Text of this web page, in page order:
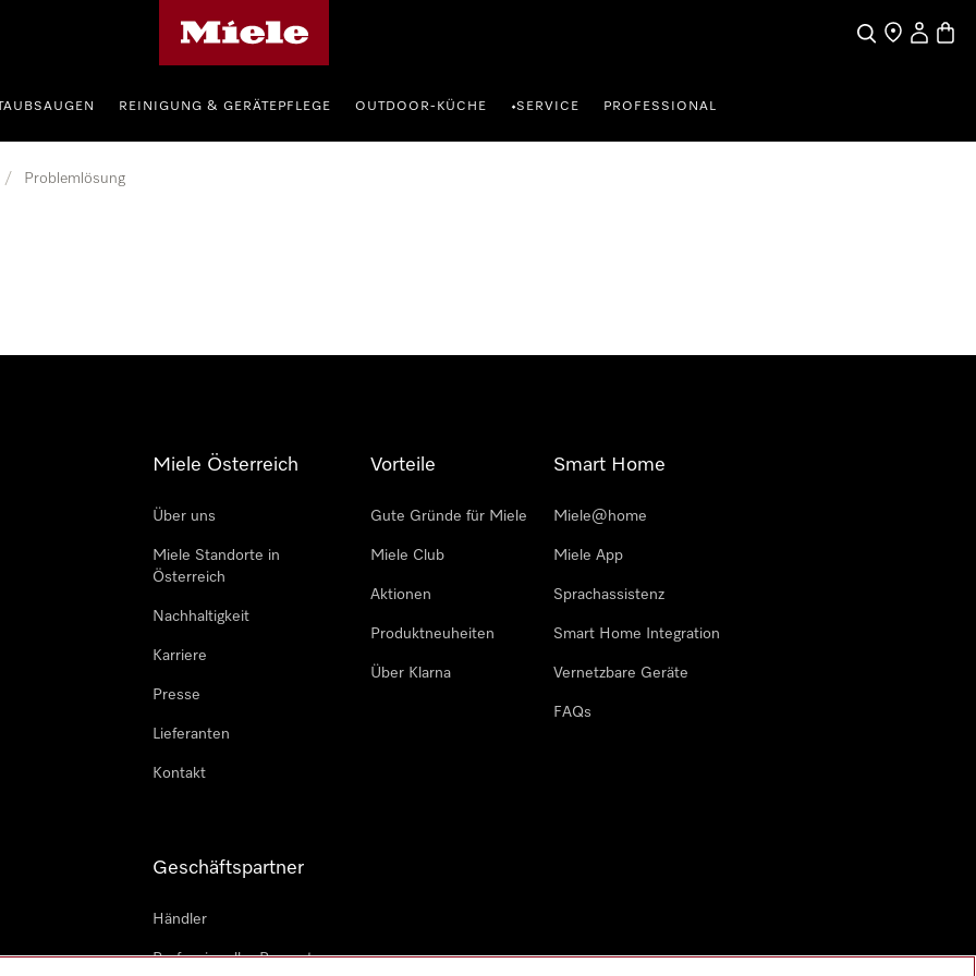
SucheHändlersuche
REINIGUNG & GERÄTEPFLEGE OUTDOOR-KÜCHE •SERVICE PROFESSIONAL
/ Problemlösung
Miele Österreich
Über uns
Miele Standorte in
Österreich
Nachhaltigkeit
Karriere
Presse
Lieferanten
Kontakt
Vorteile
Gute Gründe für Miele
Miele Club
Aktionen
Produktneuheiten
Über Klarna
Smart Home
Miele@home
Miele App
Sprachassistenz
Smart Home Integration
Vernetzbare Geräte
FAQs
Geschäftspartner
Händler
Professioneller Reparateur